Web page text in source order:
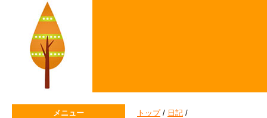
トップ/ 日記 /
メニュー